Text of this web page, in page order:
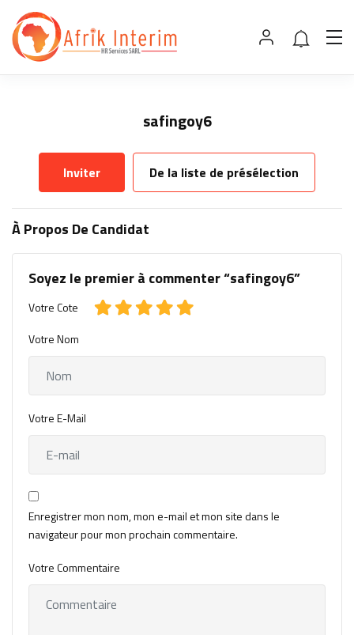
safingoy6
Inviter De la liste de présélection
À Propos De Candidat
Soyez le premier à commenter “safingoy6”
Votre Cote
Votre Nom
Votre E-Mail
Enregistrer mon nom, mon e-mail et mon site dans le
navigateur pour mon prochain commentaire.
Votre Commentaire